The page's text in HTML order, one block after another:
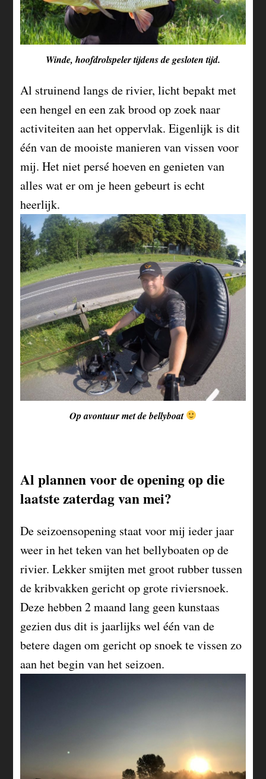
Winde, hoofdrolspeler tijdens de gesloten tijd.
Al struinend langs de rivier, licht bepakt met
een hengel en een zak brood op zoek naar
activiteiten aan het oppervlak. Eigenlijk is dit
één van de mooiste manieren van vissen voor
mij. Het niet persé hoeven en genieten van
alles wat er om je heen gebeurt is echt
heerlijk.
Op avontuur met de bellyboat
Al plannen voor de opening op die
laatste zaterdag van mei?
De seizoensopening staat voor mij ieder jaar
weer in het teken van het bellyboaten op de
rivier. Lekker smijten met groot rubber tussen
de kribvakken gericht op grote riviersnoek.
Deze hebben 2 maand lang geen kunstaas
gezien dus dit is jaarlijks wel één van de
betere dagen om gericht op snoek te vissen zo
aan het begin van het seizoen.